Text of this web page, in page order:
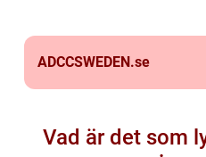
ADCCSWEDEN.se
Vad är det som